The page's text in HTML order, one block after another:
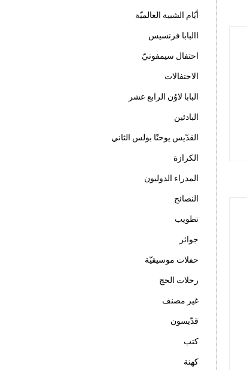
أيّام الشبية العالميّة
االبابا فرنسيس
احتفال سيمفونيّ
الاحتفالات
البابا لاوُن الرابع عشر
البادئين
القدّيس يوحنّا بولس الثاني
الكرازة
المدراء الدوليون
النصائح
تطويب
جوائز
حفلات موسيقيّة
رحلات الحج
غير مصنف
قدّيسون
كتب
كهنة